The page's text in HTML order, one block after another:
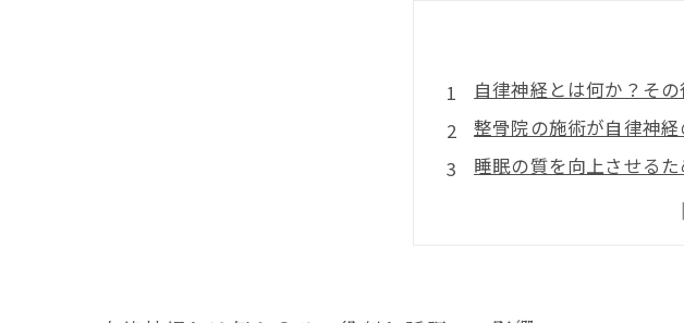
自律神経とは何か？そ
整骨院の施術が自律神
睡眠の質を向上させる
生活習慣と整骨院ケア